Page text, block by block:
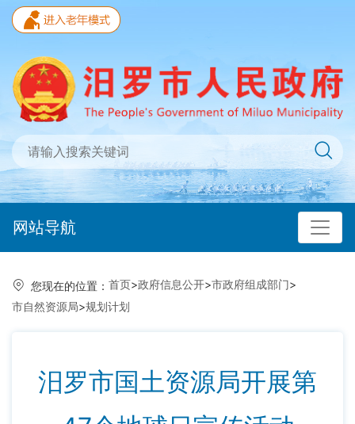
网站导航
您现在的位置： 首页>政府信息公开>市政府组成部门>
市自然资源局>规划计划
汨罗市国土资源局开展第